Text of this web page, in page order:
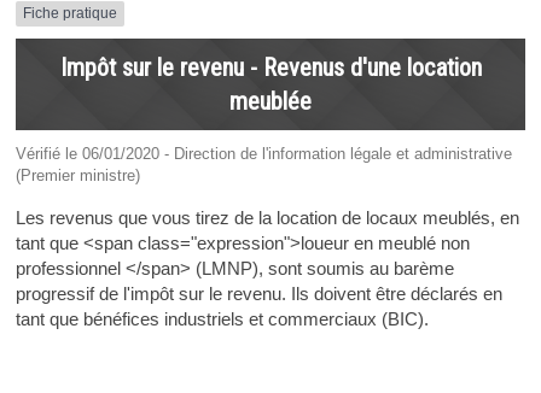
Fiche pratique
Impôt sur le revenu - Revenus d'une location
meublée
Vérifié le 06/01/2020 - Direction de l'information légale et administrative
(Premier ministre)
Les revenus que vous tirez de la location de locaux meublés, en
tant que <span class="expression">loueur en meublé non
professionnel </span> (LMNP), sont soumis au barème
progressif de l'impôt sur le revenu. Ils doivent être déclarés en
tant que bénéfices industriels et commerciaux (BIC).